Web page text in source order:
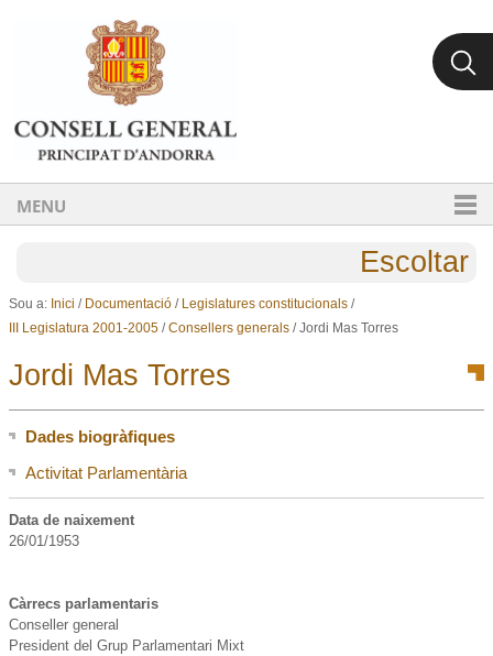
Ves al contingut.
Salta a la navegació
MENU
Escoltar
Sou a: Inici / Documentació / Legislatures constitucionals /
III Legislatura 2001-2005 /Consellers generals /Jordi Mas Torres
Jordi Mas Torres
Dades biogràfiques
Activitat Parlamentària
Data de naixement
26/01/1953
Càrrecs parlamentaris
Conseller general
President del Grup Parlamentari Mixt